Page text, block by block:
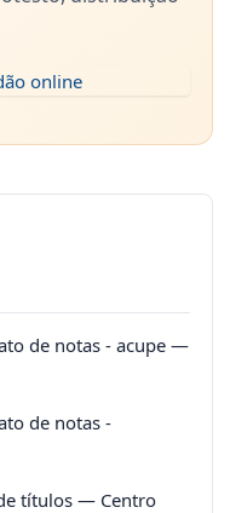
de notas - acupe —
de notas -
títulos — Centro